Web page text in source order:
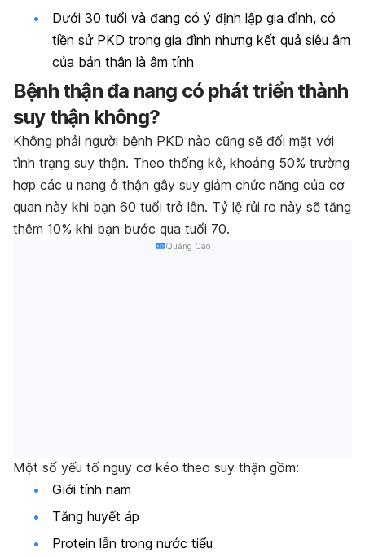
Dưới 30 tuổi và đang có ý định lập gia đình, có
tiền sử PKD trong gia đình nhưng kết quả siêu âm
của bản thân là âm tính
Bệnh thận đa nang có phát triển thành
suy thận không?
Không phải người bệnh PKD nào cũng sẽ đối mặt với
tình trạng suy thận. Theo thống kê, khoảng 50% trường
hợp các u nang ở thận gây suy giảm chức năng của cơ
quan này khi bạn 60 tuổi trở lên. Tỷ lệ rủi ro này sẽ tăng
thêm 10% khi bạn bước qua tuổi 70.
Quảng Cáo
Một số yếu tố nguy cơ kéo theo suy thận gồm:
Giới tính nam
Tăng huyết áp
Protein lẫn trong nước tiểu